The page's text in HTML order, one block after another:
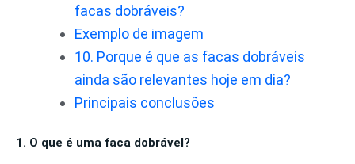
facas dobráveis?
Exemplo de imagem
10. Porque é que as facas dobráveis
ainda são relevantes hoje em dia?
Principais conclusões
1. O que é uma faca dobrável?